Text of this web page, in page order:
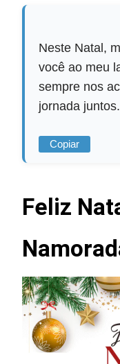
Neste Natal,
você ao meu
sempre nos
jornada juntos.
Copiar
Feliz